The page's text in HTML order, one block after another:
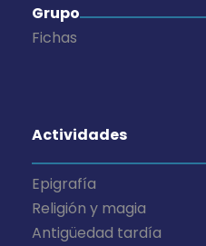
Grupo
Fichas
Actividades
Epigrafía
Religión y magia
Antigüedad tardía